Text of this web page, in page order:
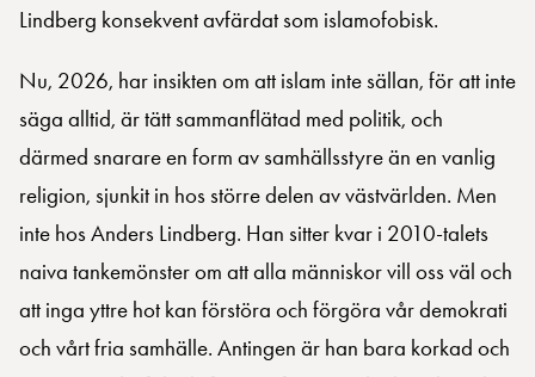
Lindberg konsekvent avfärdat som islamofobisk.
Nu, 2026, har insikten om att islam inte sällan, för att inte
säga alltid, är tätt sammanflätad med politik, och
därmed snarare en form av samhällsstyre än en vanlig
religion, sjunkit in hos större delen av västvärlden. Men
inte hos Anders Lindberg. Han sitter kvar i 2010-talets
naiva tankemönster om att alla människor vill oss väl och
att inga yttre hot kan förstöra och förgöra vår demokrati
och vårt fria samhälle. Antingen är han bara korkad och